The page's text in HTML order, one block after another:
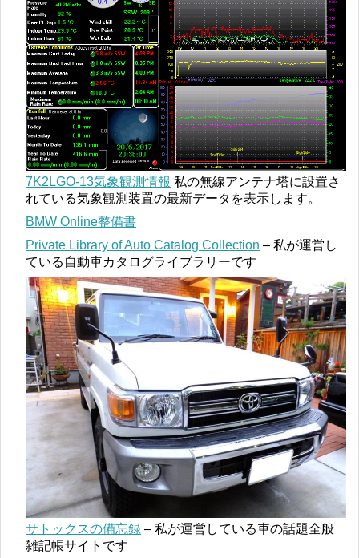
7K2LGO-13気象観測情報 私の無線アンテナ塔に設置さ
れている気象観測装置の最新データを表示します。
BMW Online整備書
Private Library of Auto Catalog Collection – 私が運営し
ている自動車カタログライブラリーです
サトックスの備忘録 – 私が運営している車の話題全般
雑記帳サイトです